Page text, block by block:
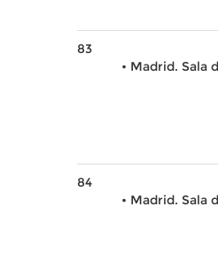
83
• Madrid. Sala
84
• Madrid. Sala